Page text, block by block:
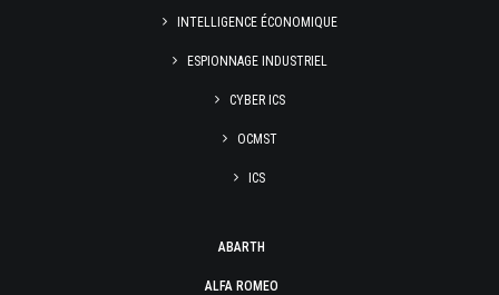
INTELLIGENCE ÉCONOMIQUE
ESPIONNAGE INDUSTRIEL
CYBER ICS
OCMST
ICS
ABARTH
ALFA ROMEO